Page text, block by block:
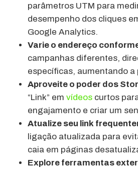
parâmetros UTM para
desempenho dos cliques
Google Analytics.
Varie o endereço
campanhas diferentes,
específicas, aumentando a
Aproveite o poder dos
“Link” em vídeos curtos
engajamento e criar um
Atualize seu link
ligação atualizada para
caia em páginas
Explore ferramentas